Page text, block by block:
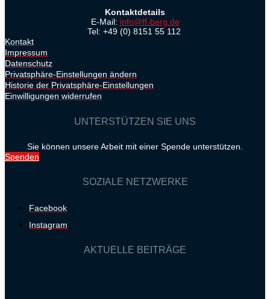
Kontaktdetails
E-Mail: info@ff-berg.de
Tel: +49 (0) 8151 55 112
Kontakt
Impressum
Datenschutz
Privatsphäre-Einstellungen ändern
Historie der Privatsphäre-Einstellungen
Einwilligungen widerrufen
UNTERSTÜTZEN SIE UNS
Sie können unsere Arbeit mit einer Spende unterstützen.
Spenden
SOZIALE NETZWERKE
Facebook
Instagram
AKTUELLE BEITRÄGE